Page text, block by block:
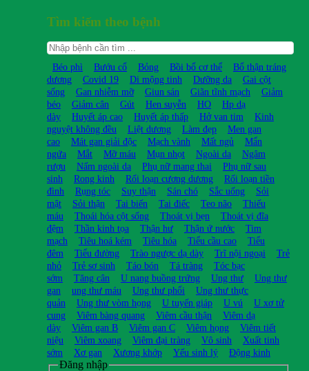
Tìm kiếm theo bệnh
Béo phì Bướu cổ Bỏng Bồi bổ cơ thể
Bổ thận tráng
dương
Covid 19 Di mộng tinh Dưỡng da
Gai cột
sống
Gan nhiễm mỡ Giun sán Giãn tĩnh mạch
Giảm
béo
Giảm cân Gút Hen suyễn HO
Hp dạ
dày
Huyết áp cao Huyết áp thấp Hở van tim
Kinh
nguyệt không đều
Liệt dương Làm đẹp
Men gan
cao
Mát gan giải độc Mạch vành Mất ngủ
Mẩn
ngứa
Mắt Mỡ máu Mụn nhọt Ngoài da
Ngâm
rượu
Nấm ngoài da Phụ nữ mang thai
Phụ nữ sau
sinh
Rong kinh Rối loạn cương dương
Rối loạn tiền
đình
Rụng tóc Suy thận Sán chó Sắc uống
Sỏi
mật
Sỏi thận Tai biến Tai điếc Teo não
Thiếu
máu
Thoái hóa cột sống Thoát vị bẹn
Thoát vị đĩa
đệm
Thần kinh tọa Thận hư Thận ứ nước
Tim
mạch
Tiêu hoá kém Tiêu hóa Tiểu cầu cao
Tiểu
đêm
Tiểu đường Trào ngược dạ dày Trĩ nội ngoại
Trẻ
nhỏ
Trẻ sơ sinh Táo bón Tá tràng
Tóc bạc
sớm
Tăng cân U nang buồng trứng Ung thư
Ung thư
gan
ung thư máu Ung thư phổi
Ung thư thực
quản
Ung thư vòm họng U tuyến giáp U vú
U xơ tử
cung
Viêm bàng quang Viêm cầu thận
Viêm dạ
dày
Viêm gan B Viêm gan C Viêm họng
Viêm tiết
niệu
Viêm xoang Viêm đại tràng Vô sinh
Xuất tinh
sớm
Xơ gan Xương khớp Yếu sinh lý Động kinh
Đăng nhập